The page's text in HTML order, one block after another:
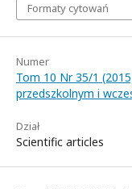
Formaty cytowań
Numer
Tom 10 Nr 35/1
przedszkolnym i
Dział
Scientific articles